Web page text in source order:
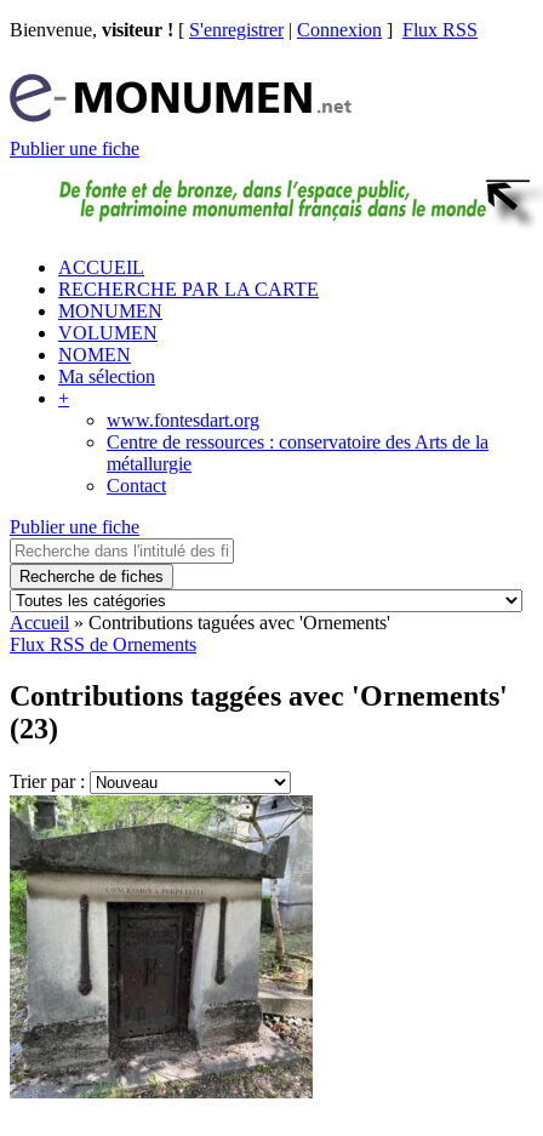
Bienvenue, visiteur ! [ S'enregistrer| Connexion ] Flux RSS
Publier une fiche
ACCUEIL
RECHERCHE PAR LA CARTE
MONUMEN
VOLUMEN
NOMEN
Ma sélection
+
www.fontesdart.org
Centre de ressources : conservatoire des Arts de la
métallurgie
Contact
Publier une fiche
Recherche de fiches
Accueil » Contributions taguées avec 'Ornements'
Flux RSS de Ornements
Contributions taggées avec 'Ornements'
(23)
Trier par :